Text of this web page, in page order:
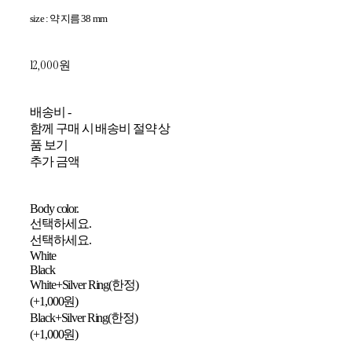
size : 약 지름 38 mm
12,000원
배송비 -
함께 구매 시 배송비 절약 상
품 보기
추가 금액
Body color.
선택하세요.
선택하세요.
White
Black
White+Silver Ring(한정)
(+1,000원)
Black+Silver Ring(한정)
(+1,000원)